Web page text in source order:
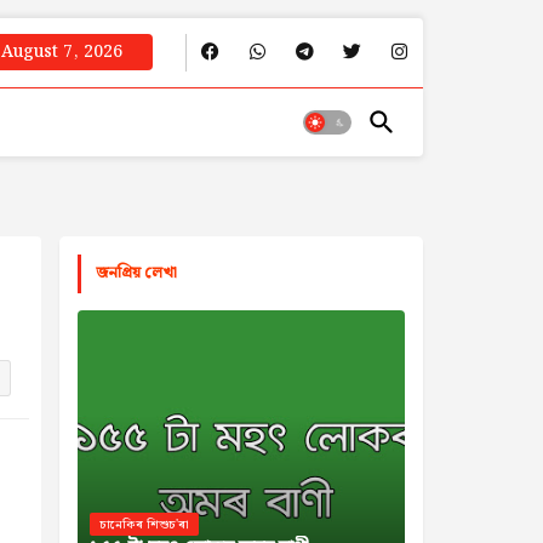
August 7, 2026
জনপ্রিয় লেখা
চানেকিৰ শিশুচ'ৰা